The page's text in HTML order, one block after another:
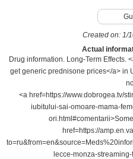
Created on: 1/
Actual
Drug information. Long-Term Effects.
get generic prednisone prices</a> in
<a href=https://www.dobrogea.tv/
iubitului-sai-omoare-mama-
href=https://
lecce-monza-